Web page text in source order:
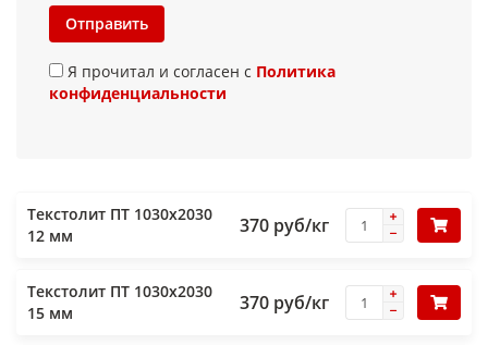
Отправить
Я прочитал и согласен с Политика
конфиденциальности
Текстолит ПТ 1030х2030
12 мм
370 руб/кг
Текстолит ПТ 1030х2030
15 мм
370 руб/кг